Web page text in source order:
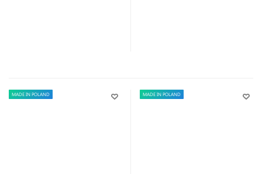
MADE IN POLAND MADE IN POLAND